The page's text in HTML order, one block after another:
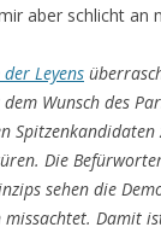
aber schlicht an
Leyens
Wunsch des
Die
sehen die
Damit